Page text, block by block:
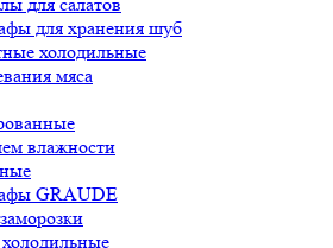
для хранения шуб
холодильные
мяса
влажности
GRAUDE